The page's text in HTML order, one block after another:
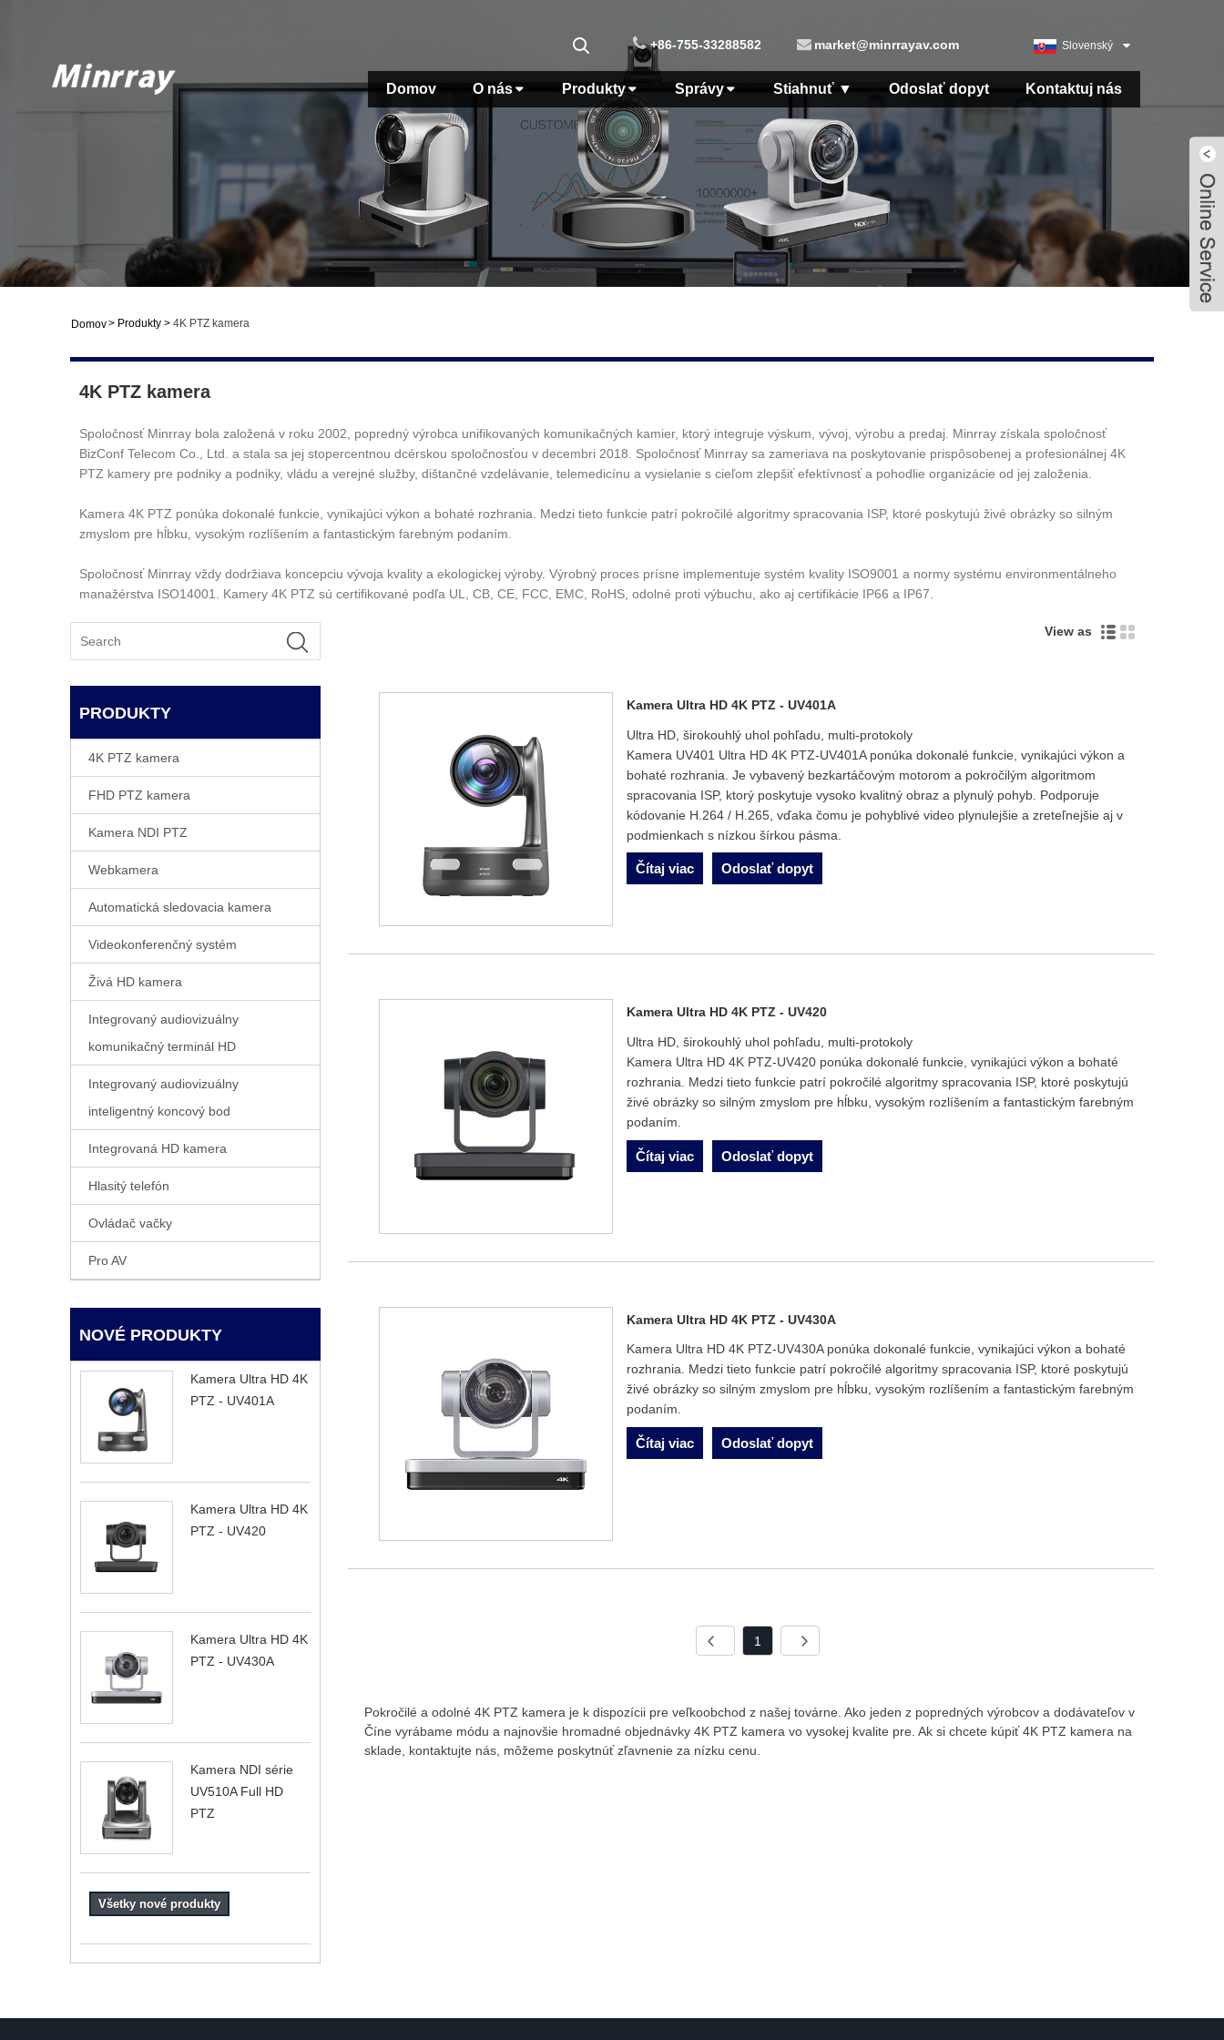
Slovenský
+86-755-33288582 market@minrrayav.com
Domov O nás Produkty Správy Stiahnuť ▼ Odoslať dopyt Kontaktuj nás
Domov> Produkty > 4K PTZ kamera
4K PTZ kamera
Spoločnosť Minrray bola založená v roku 2002, popredný výrobca unifikovaných komunikačných kamier, ktorý integruje výskum, vývoj, výrobu a predaj. Minrray získala spoločnosť
BizConf Telecom Co., Ltd. a stala sa jej stopercentnou dcérskou spoločnosťou v decembri 2018. Spoločnosť Minrray sa zameriava na poskytovanie prispôsobenej a profesionálnej 4K
PTZ kamery pre podniky a podniky, vládu a verejné služby, dištančné vzdelávanie, telemedicínu a vysielanie s cieľom zlepšiť efektívnosť a pohodlie organizácie od jej založenia.
Kamera 4K PTZ ponúka dokonalé funkcie, vynikajúci výkon a bohaté rozhrania. Medzi tieto funkcie patrí pokročilé algoritmy spracovania ISP, ktoré poskytujú živé obrázky so silným
zmyslom pre hĺbku, vysokým rozlíšením a fantastickým farebným podaním.
Spoločnosť Minrray vždy dodržiava koncepciu vývoja kvality a ekologickej výroby. Výrobný proces prísne implementuje systém kvality ISO9001 a normy systému environmentálneho
manažérstva ISO14001. Kamery 4K PTZ sú certifikované podľa UL, CB, CE, FCC, EMC, RoHS, odolné proti výbuchu, ako aj certifikácie IP66 a IP67.
PRODUKTY
4K PTZ kamera
FHD PTZ kamera
Kamera NDI PTZ
Webkamera
Automatická sledovacia kamera
Videokonferenčný systém
Živá HD kamera
Integrovaný audiovizuálny
komunikačný terminál HD
Integrovaný audiovizuálny
inteligentný koncový bod
Integrovaná HD kamera
Hlasitý telefón
Ovládač vačky
Pro AV
NOVÉ PRODUKTY
Kamera Ultra HD 4K
PTZ - UV401A
Kamera Ultra HD 4K
PTZ - UV420
Kamera Ultra HD 4K
PTZ - UV430A
Kamera NDI série
UV510A Full HD
PTZ
Všetky nové produkty
View as
Kamera Ultra HD 4K PTZ - UV401A
Ultra HD, širokouhlý uhol pohľadu, multi-protokoly
Kamera UV401 Ultra HD 4K PTZ-UV401A ponúka dokonalé funkcie, vynikajúci výkon a
bohaté rozhrania. Je vybavený bezkartáčovým motorom a pokročilým algoritmom
spracovania ISP, ktorý poskytuje vysoko kvalitný obraz a plynulý pohyb. Podporuje
kódovanie H.264 / H.265, vďaka čomu je pohyblivé video plynulejšie a zreteľnejšie aj v
podmienkach s nízkou šírkou pásma.
Čítaj viac Odoslať dopyt
Kamera Ultra HD 4K PTZ - UV420
Ultra HD, širokouhlý uhol pohľadu, multi-protokoly
Kamera Ultra HD 4K PTZ-UV420 ponúka dokonalé funkcie, vynikajúci výkon a bohaté
rozhrania. Medzi tieto funkcie patrí pokročilé algoritmy spracovania ISP, ktoré poskytujú
živé obrázky so silným zmyslom pre hĺbku, vysokým rozlíšením a fantastickým farebným
podaním.
Čítaj viac Odoslať dopyt
Kamera Ultra HD 4K PTZ - UV430A
Kamera Ultra HD 4K PTZ-UV430A ponúka dokonalé funkcie, vynikajúci výkon a bohaté
rozhrania. Medzi tieto funkcie patrí pokročilé algoritmy spracovania ISP, ktoré poskytujú
živé obrázky so silným zmyslom pre hĺbku, vysokým rozlíšením a fantastickým farebným
podaním.
Čítaj viac Odoslať dopyt
1
Pokročilé a odolné 4K PTZ kamera je k dispozícii pre veľkoobchod z našej továrne. Ako jeden z popredných výrobcov a dodávateľov v
Číne vyrábame módu a najnovšie hromadné objednávky 4K PTZ kamera vo vysokej kvalite pre. Ak si chcete kúpiť 4K PTZ kamera na
sklade, kontaktujte nás, môžeme poskytnúť zľavnenie za nízku cenu.